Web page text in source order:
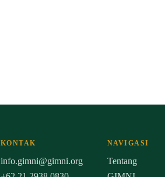
KONTAK
info.gimni@gimni.org
NAVIGASI
Tentang